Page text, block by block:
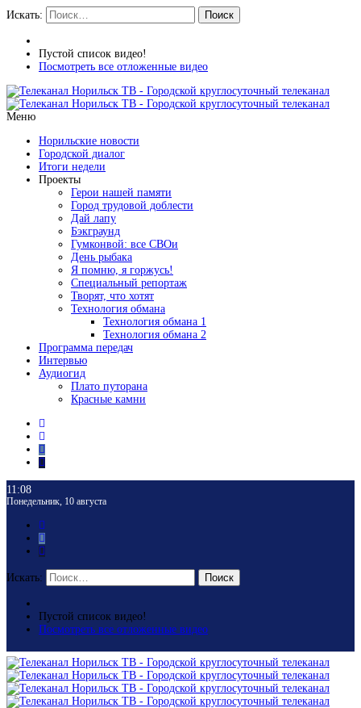
Искать: Поиск
Пустой список видео!
Посмотреть все отложенные видео
Меню
Норильские новости
Городской диалог
Итоги недели
Проекты
Герои нашей памяти
Город трудовой доблести
Дай лапу
Бэкграунд
Гумконвой: все СВОи
День рыбака
Я помню, я горжусь!
Специальный репортаж
Творят, что хотят
Технология обмана
Технология обмана 1
Технология обмана 2
Программа передач
Интервью
Аудиогид
Плато путорана
Красные камни
11:08
Понедельник, 10 августа
Искать: Поиск
Пустой список видео!
Посмотреть все отложенные видео